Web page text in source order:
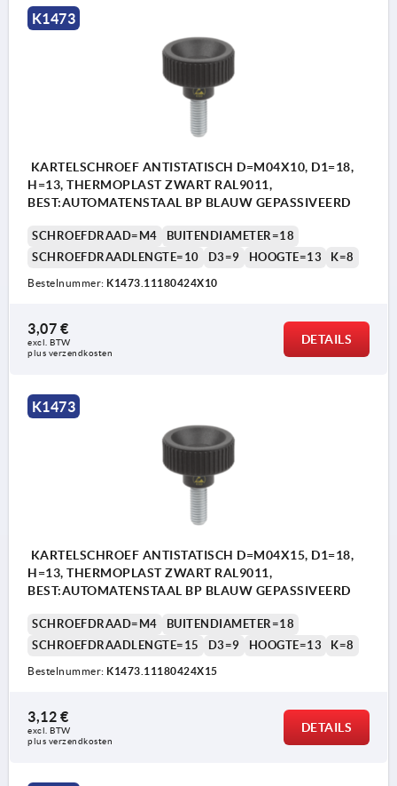
K1473
KARTELSCHROEF ANTISTATISCH D=M04X10, D1=18,
H=13, THERMOPLAST ZWART RAL9011,
BEST:AUTOMATENSTAAL BP BLAUW GEPASSIVEERD
SCHROEFDRAAD=M4
BUITENDIAMETER=18
SCHROEFDRAADLENGTE=10
D3=9 HOOGTE=13 K=8
Bestelnummer: K1473.11180424X10
3,07 €
excl. BTW
plus verzendkosten
DETAILS
K1473
KARTELSCHROEF ANTISTATISCH D=M04X15, D1=18,
H=13, THERMOPLAST ZWART RAL9011,
BEST:AUTOMATENSTAAL BP BLAUW GEPASSIVEERD
SCHROEFDRAAD=M4
BUITENDIAMETER=18
SCHROEFDRAADLENGTE=15
D3=9 HOOGTE=13 K=8
Bestelnummer: K1473.11180424X15
3,12 €
excl. BTW
plus verzendkosten
DETAILS